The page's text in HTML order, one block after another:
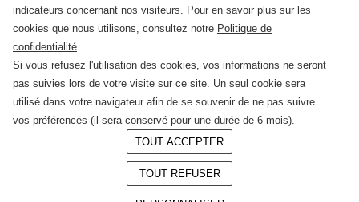
© 2026 —CRAFT Limoges
indicateurs concernant nos visiteurs. Pour en savoir plus sur les
cookies que nous utilisons, consultez notre Politique de
confidentialité
Si vous refusez l'utilisation des cookies, vos informations ne seront
pas suivies lors de votre visite sur ce site. Un seul cookie sera
utilisé dans votre navigateur afin de se souvenir de ne pas suivre
vos préférences (il sera conservé pour une durée de 6 mois).
TOUT ACCEPTER
TOUT REFUSER